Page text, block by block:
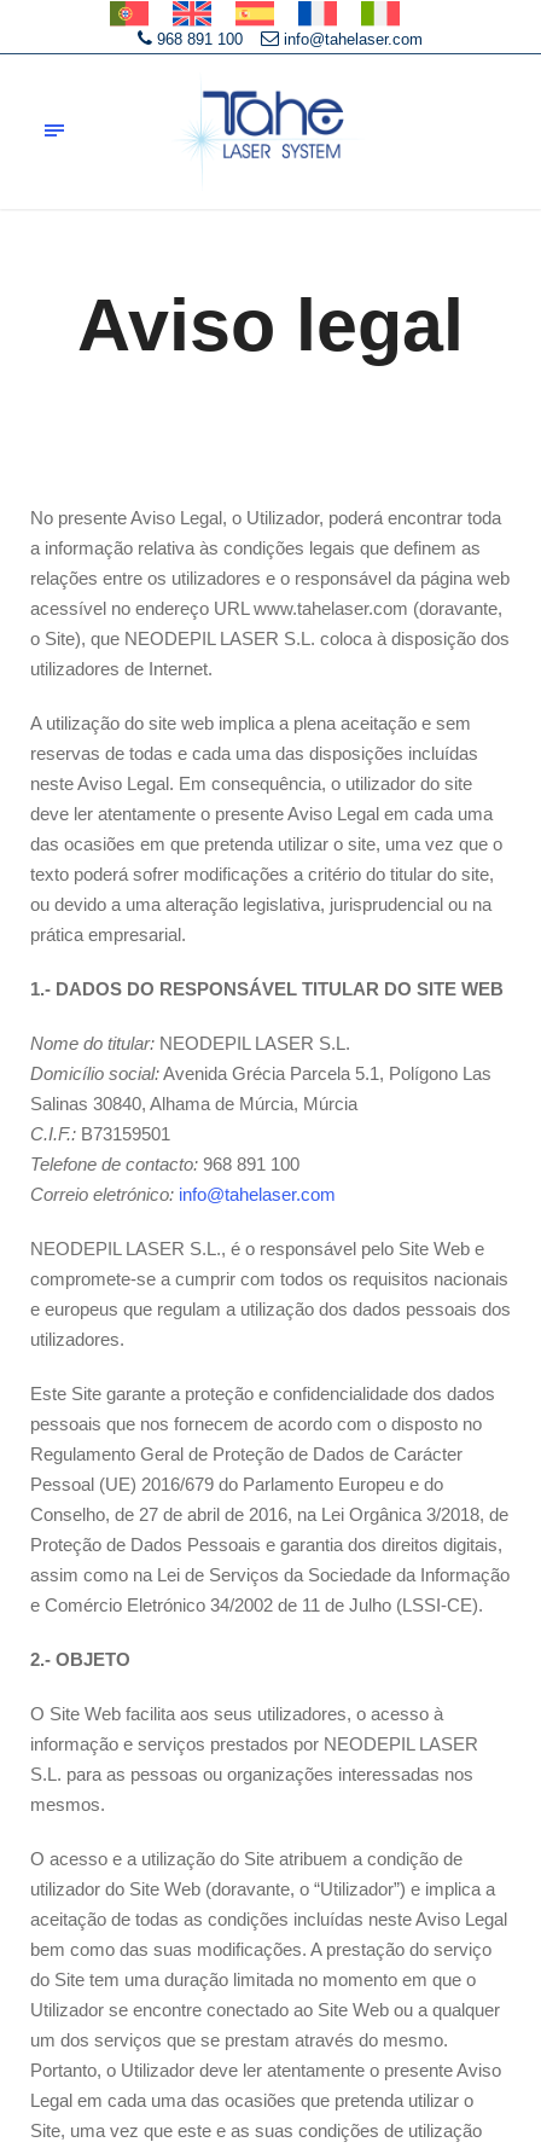
968 891 100 info@tahelaser.com
Aviso legal
No presente Aviso Legal, o Utilizador, poderá encontrar toda
a informação relativa às condições legais que definem as
relações entre os utilizadores e o responsável da página web
acessível no endereço URL www.tahelaser.com (doravante,
o Site), que NEODEPIL LASER S.L. coloca à disposição dos
utilizadores de Internet.
A utilização do site web implica a plena aceitação e sem
reservas de todas e cada uma das disposições incluídas
neste Aviso Legal. Em consequência, o utilizador do site
deve ler atentamente o presente Aviso Legal em cada uma
das ocasiões em que pretenda utilizar o site, uma vez que o
texto poderá sofrer modificações a critério do titular do site,
ou devido a uma alteração legislativa, jurisprudencial ou na
prática empresarial.
1.- DADOS DO RESPONSÁVEL TITULAR DO SITE WEB
Nome do titular: NEODEPIL LASER S.L.
Domicílio social:Avenida Grécia Parcela 5.1, Polígono Las
Salinas 30840, Alhama de Múrcia, Múrcia
C.I.F.: B73159501
Telefone de contacto: 968 891 100
Correio eletrónico: info@tahelaser.com
NEODEPIL LASER S.L., é o responsável pelo Site Web e
compromete-se a cumprir com todos os requisitos nacionais
e europeus que regulam a utilização dos dados pessoais dos
utilizadores.
Este Site garante a proteção e confidencialidade dos dados
pessoais que nos fornecem de acordo com o disposto no
Regulamento Geral de Proteção de Dados de Carácter
Pessoal (UE) 2016/679 do Parlamento Europeu e do
Conselho, de 27 de abril de 2016, na Lei Orgânica 3/2018, de
Proteção de Dados Pessoais e garantia dos direitos digitais,
assim como na Lei de Serviços da Sociedade da Informação
e Comércio Eletrónico 34/2002 de 11 de Julho (LSSI-CE).
2.- OBJETO
O Site Web facilita aos seus utilizadores, o acesso à
informação e serviços prestados por NEODEPIL LASER
S.L. para as pessoas ou organizações interessadas nos
mesmos.
O acesso e a utilização do Site atribuem a condição de
utilizador do Site Web (doravante, o “Utilizador”) e implica a
aceitação de todas as condições incluídas neste Aviso Legal
bem como das suas modificações. A prestação do serviço
do Site tem uma duração limitada no momento em que o
Utilizador se encontre conectado ao Site Web ou a qualquer
um dos serviços que se prestam através do mesmo.
Portanto, o Utilizador deve ler atentamente o presente Aviso
Legal em cada uma das ocasiões que pretenda utilizar o
Site, uma vez que este e as suas condições de utilização